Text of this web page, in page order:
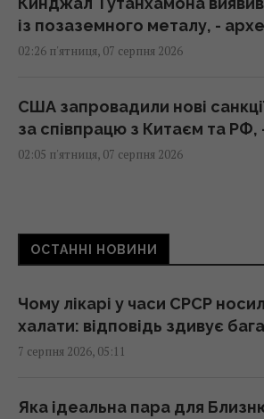
із позаземного металу, -
02:26 п'ятниця, 07 серпня 2026
США запровадили нові
за співпрацю з Китаєм та
02:05 п'ятниця, 07 серпня 2026
названо простий предмет у
може допомогти
"Достатньо, щоб вижити, а не
ексчиновниця НАТО про
01:19 п'ятниця, 07 серпня 2026
ОСТАННІ НОВИНИ
Чому лікарі у часи СРСР
халати: відповідь здивує
7 серпня 2026, 05:11
Яка ідеальна пара для